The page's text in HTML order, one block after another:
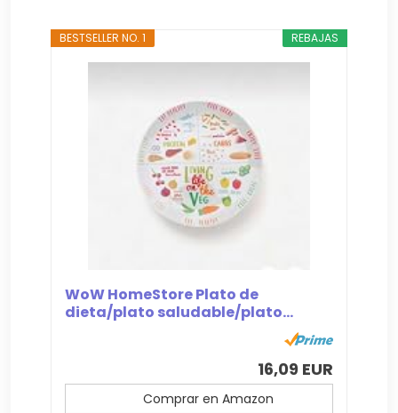
REBAJAS
BESTSELLER NO. 1
WoW HomeStore Plato de
dieta/plato saludable/plato...
16,09 EUR
Comprar en Amazon